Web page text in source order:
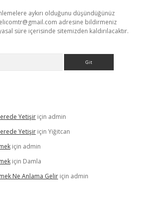
aykırı olduğunu düşündüğünüz
adresine bildirmeniz
süre içerisinde sitemizden kaldırılacaktır.
Yetişir için admin
Yetişir için Yiğitcan
için admin
için Damla
Ne Anlama Gelir için admin